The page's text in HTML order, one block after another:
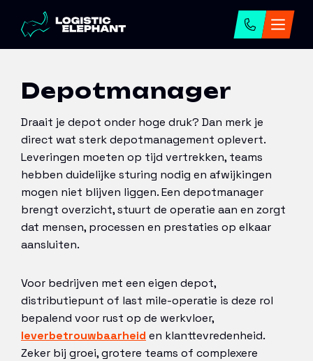
Home →Onze diensten Werving en selectie→
Depotmanager
Depotmanager
Draait je depot onder hoge druk? Dan merk je
direct wat sterk depotmanagement oplevert.
Leveringen moeten op tijd vertrekken, teams
hebben duidelijke sturing nodig en afwijkingen
mogen niet blijven liggen. Een depotmanager
brengt overzicht, stuurt de operatie aan en zorgt
dat mensen, processen en prestaties op elkaar
aansluiten.
Voor bedrijven met een eigen depot,
distributiepunt of last mile-operatie is deze rol
bepalend voor rust op de werkvloer,
leverbetrouwbaarheid en klanttevredenheid.
Zeker bij groei, grotere teams of complexere